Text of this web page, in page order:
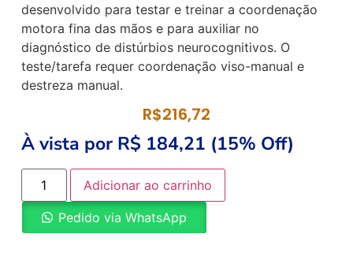
desenvolvido para testar e treinar a coordenação
motora fina das mãos e para auxiliar no
diagnóstico de distúrbios neurocognitivos. O
teste/tarefa requer coordenação viso-manual e
destreza manual.
R$216,72
À vista por R$ 184,21 (15% Off)
Adicionar ao carrinho
Pedido via WhatsApp